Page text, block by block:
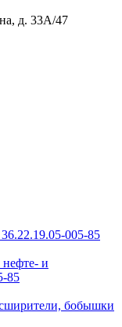
д. 33А/47
005-85
нефте- и
85
бобышки